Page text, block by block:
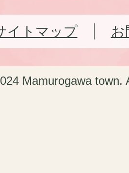
イトマップ お
Mamurogawa town.